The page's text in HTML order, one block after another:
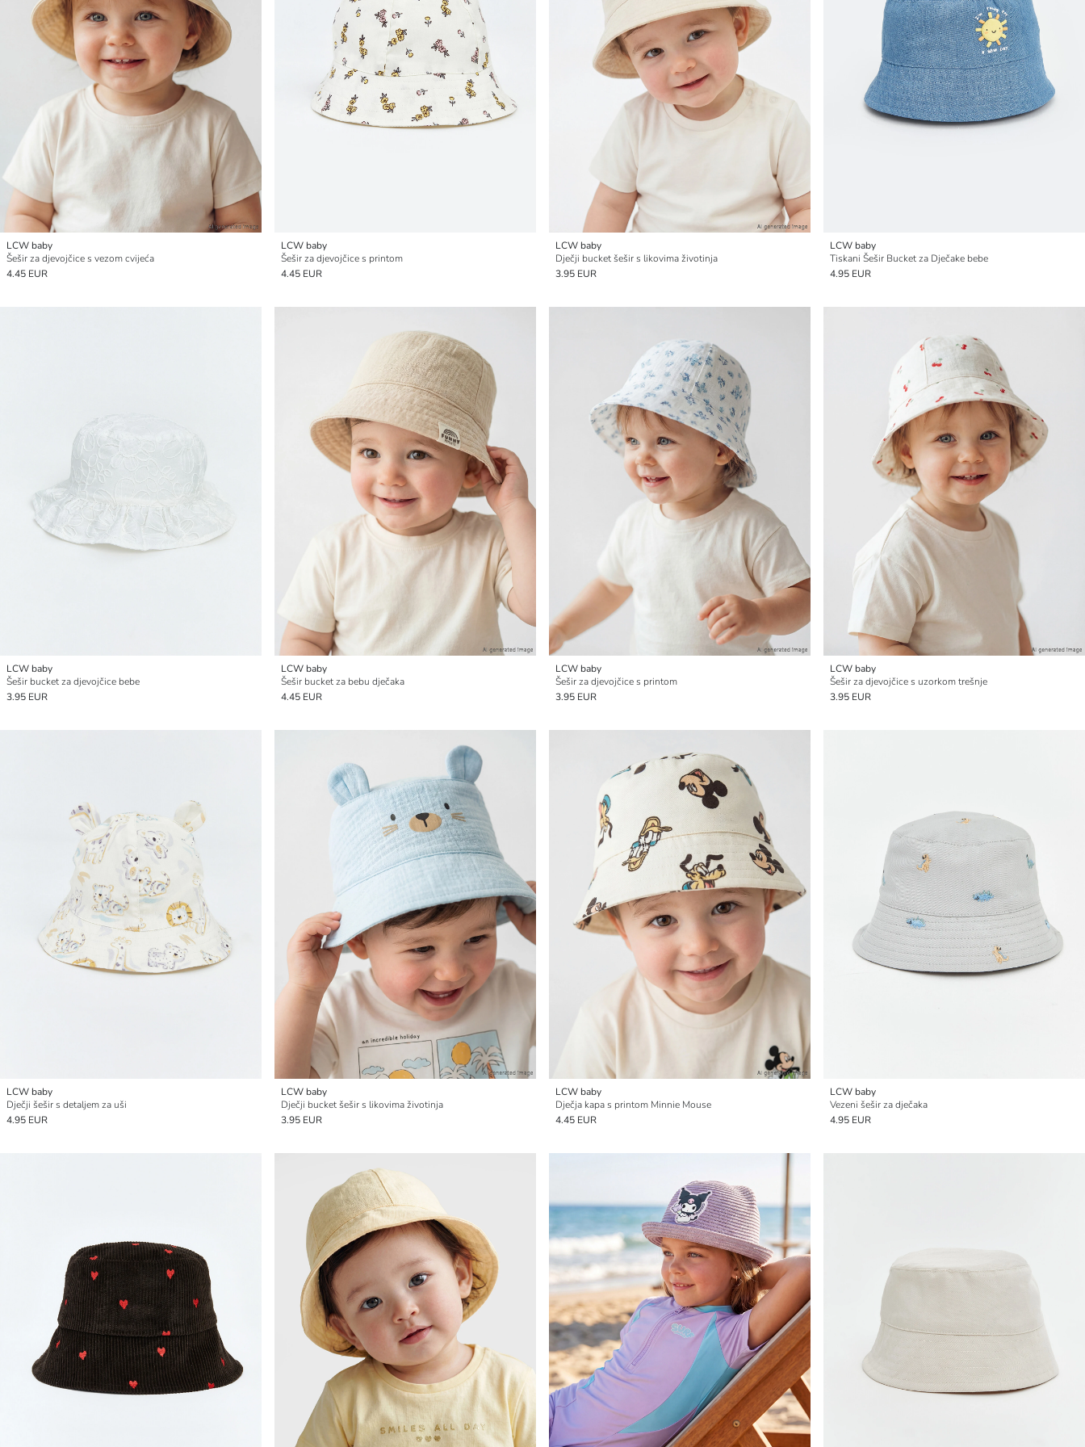
LCW baby
Šešir za djevojčice s vezom cvijeća
4.45 EUR
LCW baby
Šešir za djevojčice s printom
4.45 EUR
LCW baby
Dječji bucket šešir s likovima životinja
3.95 EUR
LCW baby
Tiskani Šešir Bucket za Dječake bebe
4.95 EUR
LCW baby
Šešir bucket za djevojčice bebe
3.95 EUR
LCW baby
Šešir bucket za bebu dječaka
4.45 EUR
LCW baby
Šešir za djevojčice s printom
3.95 EUR
LCW baby
Šešir za djevojčice s uzorkom trešnje
3.95 EUR
LCW baby
Dječji šešir s detaljem za uši
4.95 EUR
LCW baby
Dječji bucket šešir s likovima životinja
3.95 EUR
LCW baby
Dječja kapa s printom Minnie Mouse
4.45 EUR
LCW baby
Vezeni šešir za dječaka
4.95 EUR